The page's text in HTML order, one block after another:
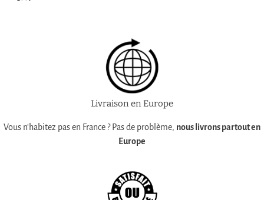
Livraison en Europe
Vous n'habitez pas en France ? Pas de problème, nous livrons partout en
Europe